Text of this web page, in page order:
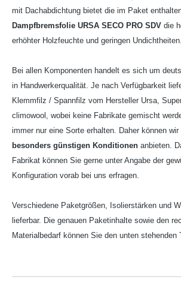
mit Dachabdichtung bietet die im Paket
Dampfbremsfolie URSA SECO PRO SDV die
erhöhter Holzfeuchte und geringen Undichtheiten.
Bei allen Komponenten handelt es sich um
in Handwerkerqualität. Je nach Verfügbarkeit
Klemmfilz / Spannfilz vom Hersteller Ursa,
climowool, wobei keine Fabrikate gemischt
immer nur eine Sorte erhalten. Daher können
besonders günstigen Konditionen anbieten.
Fabrikat können Sie gerne unter Angabe der
Konfiguration vorab bei uns erfragen.
Verschiedene Paketgrößen, Isolierstärken und
lieferbar. Die genauen Paketinhalte sowie den
Materialbedarf können Sie den unten stehenden